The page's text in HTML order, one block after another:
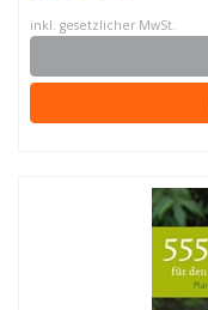
inkl. gesetzlicher MwSt.